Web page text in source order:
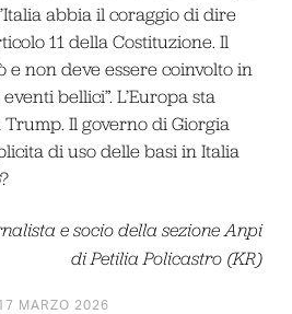
abbia il coraggio di dire
11 della Costituzione. Il
e non deve essere coinvolto in
bellici”. L’Europa sta
Il governo di Giorgia
di uso delle basi in Italia
e socio della sezione Anpi
di Petilia Policastro (KR)
MARZO 2026